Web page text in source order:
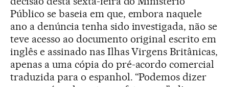
Público se baseia em que, embora naquele
ano a denúncia tenha sido investigada, não se
teve acesso ao documento original escrito em
inglês e assinado nas Ilhas Virgens Britânicas,
apenas a uma cópia do pré-acordo comercial
traduzida para o espanhol. “Podemos dizer